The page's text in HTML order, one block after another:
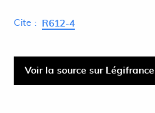
Cite : R612-4
Voir la source sur Légifrance